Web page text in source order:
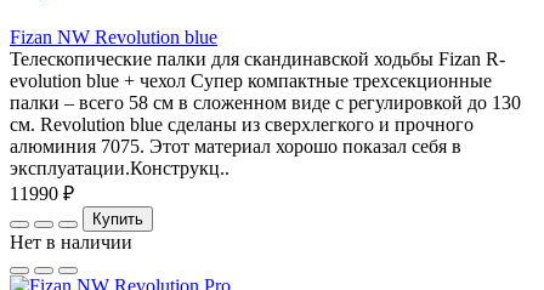
Fizan NW Revolution blue
Телескопические палки для скандинавской ходьбы Fizan R-
evolution blue + чехол Супер компактные трехсекционные
палки – всего 58 см в сложенном виде с регулировкой до 130
см. Revolution blue сделаны из сверхлегкого и прочного
алюминия 7075. Этот материал хорошо показал себя в
эксплуатации.Конструкц..
11990 ₽
Купить
Нет в наличии